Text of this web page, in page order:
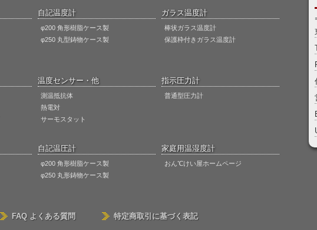
自記温度計
φ200 角形樹脂ケース製
φ250 丸型鋳物ケース製
ガラス温度計
棒状ガラス温度計
保護枠付きガラス温度計
温度センサー・他
測温抵抗体
熱電対
サーモスタット
指示圧力計
普通型圧力計
自記温圧計
φ200 角形樹脂ケース製
φ250 丸形鋳物ケース製
家庭用温湿度計
おん℃けい屋ホームページ
FAQ よくある質問 特定商取引に基づく表記